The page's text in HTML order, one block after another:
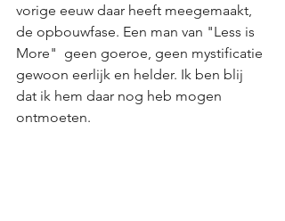
vorige eeuw daar heeft meegemaakt,
de opbouwfase. Een man van "Less is
More"  geen goeroe, geen mystificatie
gewoon eerlijk en helder. Ik ben blij
dat ik hem daar nog heb mogen
ontmoeten.